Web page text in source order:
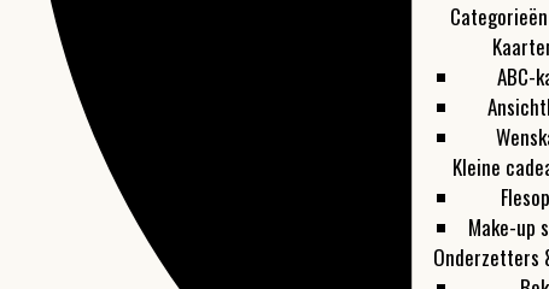
Categorieën
ABC-
Kleine
Make-up
Onderzetters